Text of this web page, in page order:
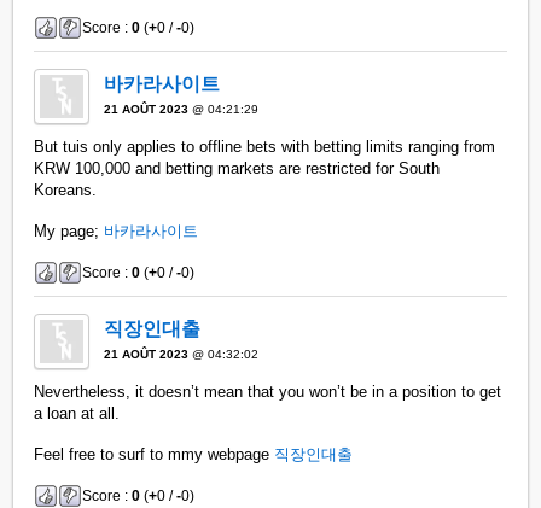
Score :0 (+0 /-0)
바카라사이트
21 AOÛT 2023 @ 04:21:29
But tuis only applies to offline bets with betting limits ranging from
KRW 100,000 and betting markets are restricted for South
Koreans.
My page; 바카라사이트
Score :0 (+0 /-0)
직장인대출
21 AOÛT 2023 @ 04:32:02
Nevertheless, it doesn’t mean that you won’t be in a position to get
a loan at all.
Feel free to surf to mmy webpage 직장인대출
Score :0 (+0 /-0)